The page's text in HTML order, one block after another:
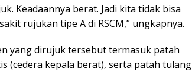
Keadaannya berat. Jadi kita tidak bisa
rujukan tipe A di RSCM,” ungkapnya.
yang dirujuk tersebut termasuk patah
(cedera kepala berat), serta patah tulang